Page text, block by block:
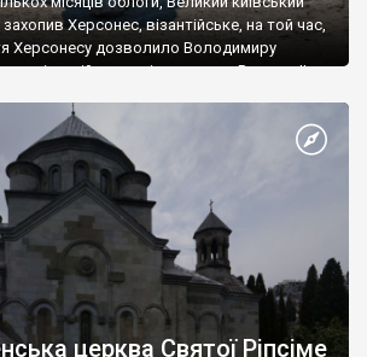
Херсонес, візантійське, на той час,
Херсонесу дозволило Володимиру
візантійському імператору Василю ІІ, та
язичник, став Василем-християнином.
Русі. На честь Херсонесу Таврійського
церква Святої Ріпсіме